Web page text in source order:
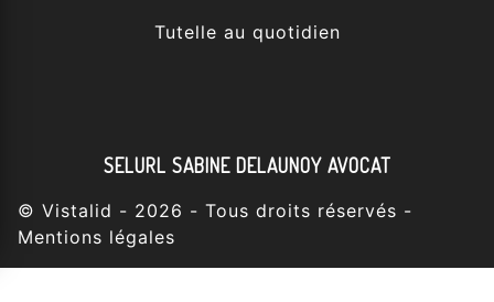
Tutelle au quotidien
SELURL SABINE DELAUNOY AVOCAT
© Vistalid - 2026 - Tous droits réservés -
Mentions légales